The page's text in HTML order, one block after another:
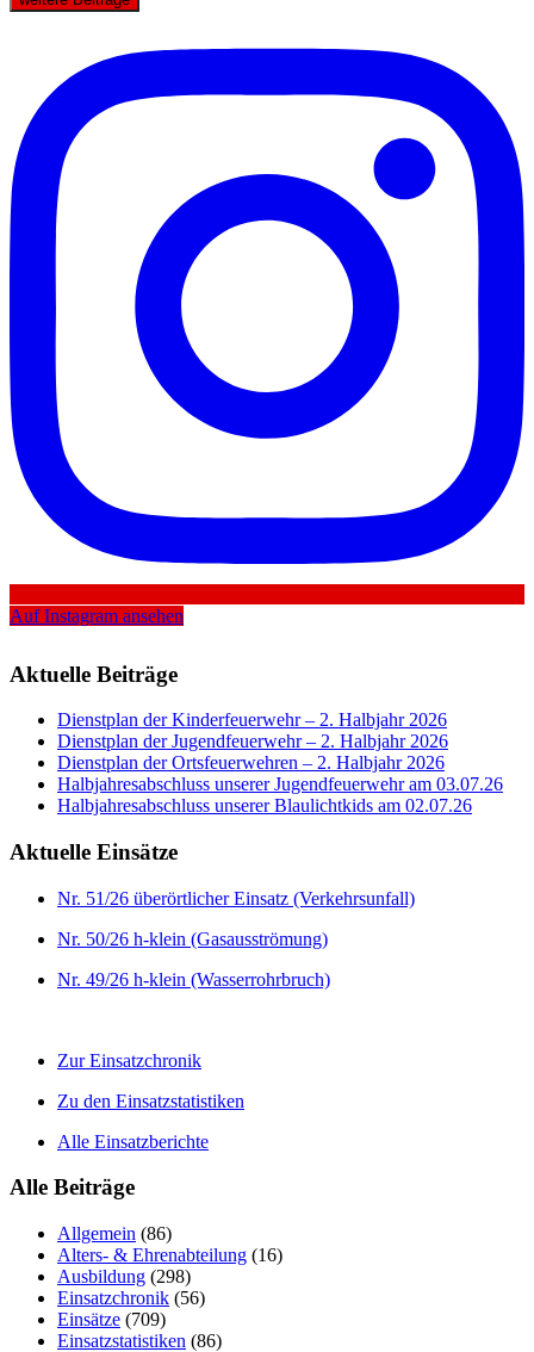
Auf Instagram ansehen
Aktuelle Beiträge
Dienstplan der Kinderfeuerwehr – 2. Halbjahr 2026
Dienstplan der Jugendfeuerwehr – 2. Halbjahr 2026
Dienstplan der Ortsfeuerwehren – 2. Halbjahr 2026
Halbjahresabschluss unserer Jugendfeuerwehr am 03.07.26
Halbjahresabschluss unserer Blaulichtkids am 02.07.26
Aktuelle Einsätze
Nr. 51/26 überörtlicher Einsatz (Verkehrsunfall)
Nr. 50/26 h-klein (Gasausströmung)
Nr. 49/26 h-klein (Wasserrohrbruch)
Zur Einsatzchronik
Zu den Einsatzstatistiken
Alle Einsatzberichte
Alle Beiträge
Allgemein (86)
Alters- & Ehrenabteilung (16)
Ausbildung (298)
Einsatzchronik (56)
Einsätze (709)
Einsatzstatistiken (86)